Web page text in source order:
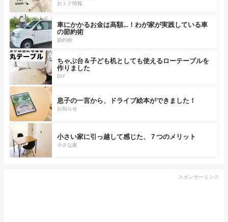
おトク情報
車にかかるお金は高額…！わが家が実践している車
の節約術
節約術
ちゃぶ台＆子ども机としても使えるローテーブルを
作りました
DIY
息子の一言から、ドライブ絵本ができました！
お知らせ
小さい家に引っ越して感じた、７つのメリット
小さな家
スポンサーリンク